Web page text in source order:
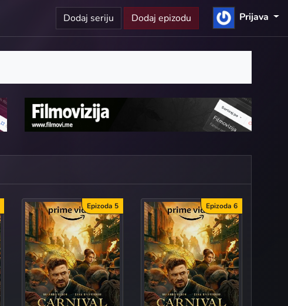
Dodaj seriju Dodaj epizodu Prijava
Epizoda 5 Epizoda 6